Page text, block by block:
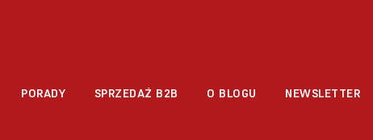
PORADY SPRZEDAŻ B2B O BLOGU NEWSLETTER